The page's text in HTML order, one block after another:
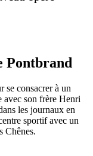
Pontbrand
se consacrer à un
avec son frère Henri
les journaux en
sportif avec un
Chênes.